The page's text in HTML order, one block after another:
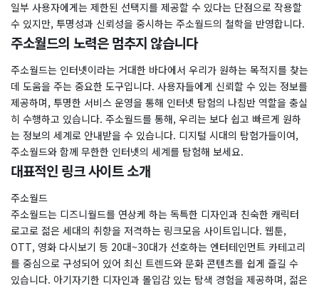
일부 사용자에게는 제한된 선택지를 제공할 수 있다는 단점으로 작용할
수 있지만, 투명성과 신뢰성을 중시하는 주소월드의 철학을 반영합니다.
​주소월드의 노력은 멈추지 않습니다
주소월드는 인터넷이라는 거대한 바다에서 우리가 원하는 목적지를 찾는
데 도움을 주는 중요한 도구입니다. 사용자들에게 신뢰할 수 있는 정보를
제공하며, 투명한 서비스 운영을 통해 인터넷 탐험의 나침반 역할을 충실
히 수행하고 있습니다. 주소월드를 통해, 우리는 보다 쉽고 빠르게 원하
는 정보의 세계로 안내받을 수 있습니다. 디지털 시대의 탐험가들이여,
주소월드와 함께 무한한 인터넷의 세계를 탐험해 보세요.
대표적인 링크 사이트 소개
주소월드
주소월드는 디즈니월드를 연상케 하는 독특한 디자인과 친숙한 캐릭터
로고로 젊은 세대의 취향을 저격하는 링크모음 사이트입니다. 웹툰,
OTT, 영화 다시보기 등 20대~30대가 선호하는 엔터테인먼트 카테고리
를 중심으로 구성되어 있어 최신 트렌드와 문화 콘텐츠를 쉽게 즐길 수
있습니다. 아기자기한 디자인과 몰입감 있는 탐색 경험을 제공하며, 젊은